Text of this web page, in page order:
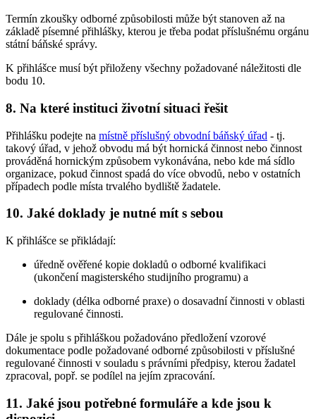
Termín zkoušky odborné způsobilosti může být stanoven až na
základě písemné přihlášky, kterou je třeba podat příslušnému orgánu
státní báňské správy.
K přihlášce musí být přiloženy všechny požadované náležitosti dle
bodu 10.
8. Na které instituci životní situaci řešit
Přihlášku podejte na místně příslušný obvodní báňský úřad - tj.
takový úřad, v jehož obvodu má být hornická činnost nebo činnost
prováděná hornickým způsobem vykonávána, nebo kde má sídlo
organizace, pokud činnost spadá do více obvodů, nebo v ostatních
případech podle místa trvalého bydliště žadatele.
10. Jaké doklady je nutné mít s sebou
K přihlášce se přikládají:
úředně ověřené kopie dokladů o odborné kvalifikaci
(ukončení magisterského studijního programu) a
doklady (délka odborné praxe) o dosavadní činnosti v oblasti
regulované činnosti.
Dále je spolu s přihláškou požadováno předložení vzorové
dokumentace podle požadované odborné způsobilosti v příslušné
regulované činnosti v souladu s právními předpisy, kterou žadatel
zpracoval, popř. se podílel na jejím zpracování.
11. Jaké jsou potřebné formuláře a kde jsou k